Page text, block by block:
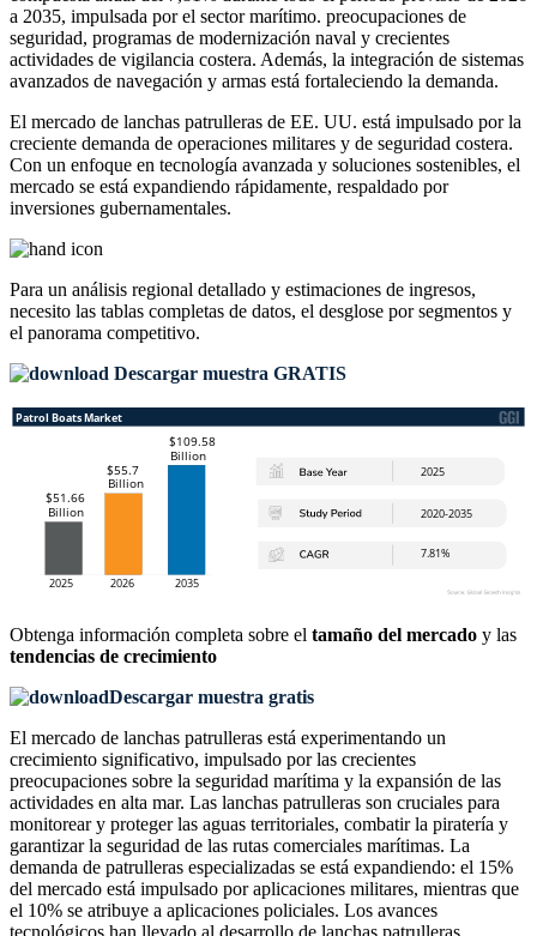
a 2035, impulsada por el sector marítimo. preocupaciones de
seguridad, programas de modernización naval y crecientes
actividades de vigilancia costera. Además, la integración de sistemas
avanzados de navegación y armas está fortaleciendo la demanda.
El mercado de lanchas patrulleras de EE. UU. está impulsado por la
creciente demanda de operaciones militares y de seguridad costera.
Con un enfoque en tecnología avanzada y soluciones sostenibles, el
mercado se está expandiendo rápidamente, respaldado por
inversiones gubernamentales.
Para un análisis regional detallado y estimaciones de ingresos,
necesito las tablas completas de datos, el desglose por segmentos y
el panorama competitivo.
Descargar muestra GRATIS
Obtenga información completa sobre el tamaño del mercado y las
tendencias de crecimiento
Descargar muestra gratis
El mercado de lanchas patrulleras está experimentando un
crecimiento significativo, impulsado por las crecientes
preocupaciones sobre la seguridad marítima y la expansión de las
actividades en alta mar. Las lanchas patrulleras son cruciales para
monitorear y proteger las aguas territoriales, combatir la piratería y
garantizar la seguridad de las rutas comerciales marítimas. La
demanda de patrulleras especializadas se está expandiendo: el 15%
del mercado está impulsado por aplicaciones militares, mientras que
el 10% se atribuye a aplicaciones policiales. Los avances